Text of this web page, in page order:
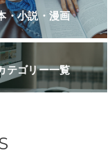
・小説・漫画
テゴリー一覧